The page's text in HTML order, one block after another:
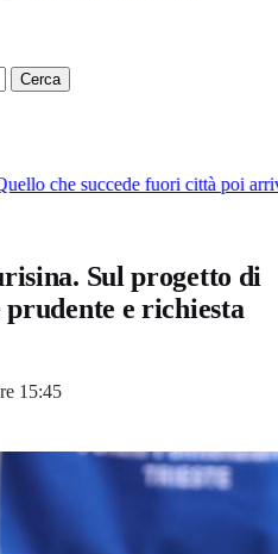
Cerca
che succede fuori città poi
Sul progetto di
e richiesta
15:45